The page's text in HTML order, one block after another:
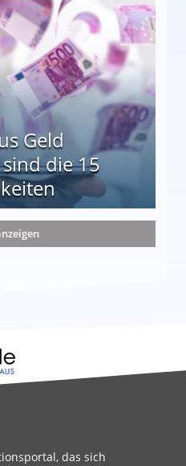
Geld
die 15
das sich